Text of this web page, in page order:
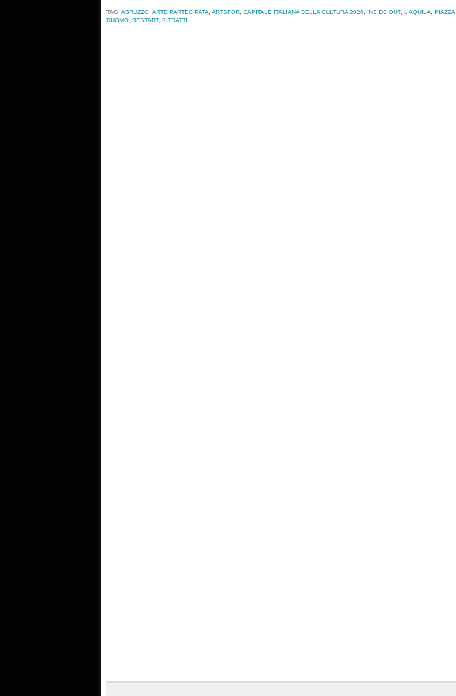
TAG: ABRUZZO, ARTE PARTECIPATA, ARTSFOR, CAPITALE ITALIANA DELLA CULTURA 2026, INSIDE OUT, L AQUILA, PIAZZA
DUOMO, RESTART, RITRATTI